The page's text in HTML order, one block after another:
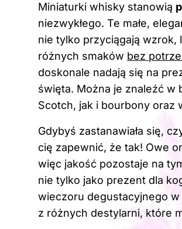
c
e
b
o
o
k
er
e
st
m
bl
r
d
di
t
Miniaturki whisky stanowią
niezwykłego. Te małe,
nie tylko przyciągają
różnych smaków bez
doskonale nadają się na
święta. Można je znaleźć w
Scotch, jak i bourbony oraz
Gdybyś zastanawiała się,
cię zapewnić, że tak! Owe
więc jakość pozostaje na
nie tylko jako prezent dla
wieczoru degustacyjnego w
z różnych destylarni, które